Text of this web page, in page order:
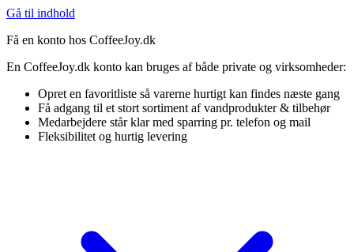
Gå til indhold
Få en konto hos CoffeeJoy.dk
En CoffeeJoy.dk konto kan bruges af både private og virksomheder:
Opret en favoritliste så varerne hurtigt kan findes næste gang
Få adgang til et stort sortiment af vandprodukter & tilbehør
Medarbejdere står klar med sparring pr. telefon og mail
Fleksibilitet og hurtig levering